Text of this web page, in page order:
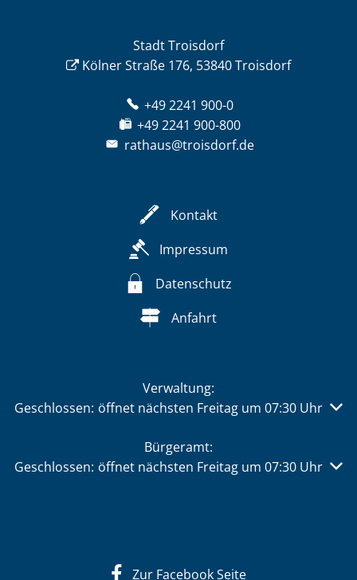
Stadt Troisdorf
Kölner Straße 176, 53840 Troisdorf
+49 2241 900-0
+49 2241 900-800
rathaus@troisdorf.de
Kontakt
Impressum
Datenschutz
Anfahrt
Verwaltung:
Klicken, um weitere Öffnungs- oder Schließzeiten
Geschlossen: öffnet nächsten Freitag um 07:30 Uhr
Bürgeramt:
Klicken, um weitere Öffnungs- oder Schließzeiten
Geschlossen: öffnet nächsten Freitag um 07:30 Uhr
Zur Facebook Seite